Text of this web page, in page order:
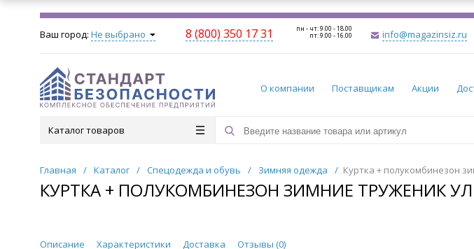
Ваш город: Не выбрано 8 (800) 350 17 31 пн - чт: 9.00 - 18.00
пт: 9.00 - 16.00 info@magazinsiz.ru
О компании Поставщикам Акции
Каталог товаров
Главная / Каталог / Спецодежда и обувь / Зимняя одежда / Куртка + полукомбинезон
КУРТКА + ПОЛУКОМБИНЕЗОН ЗИМНИЕ ТРУЖЕНИК
Описание Характеристики Доставка Отзывы (0)